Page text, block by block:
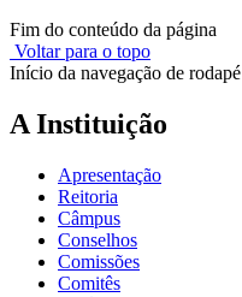
Fim do conteúdo da página
Voltar para o topo
Início da navegação de rodapé
A Instituição
Apresentação
Reitoria
Câmpus
Conselhos
Comissões
Comitês